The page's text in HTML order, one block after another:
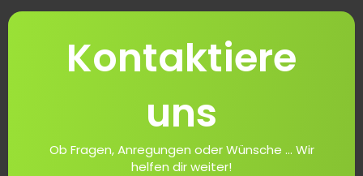
Kontaktiere
uns
Ob Fragen, Anregungen oder Wünsche ... Wir
helfen dir weiter!